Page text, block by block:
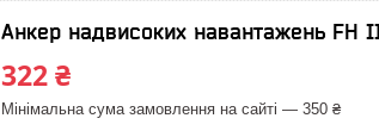
Анкер надвисоких навантажень FH
322 ₴
Мінімальна сума замовлення на сайті — 350 ₴